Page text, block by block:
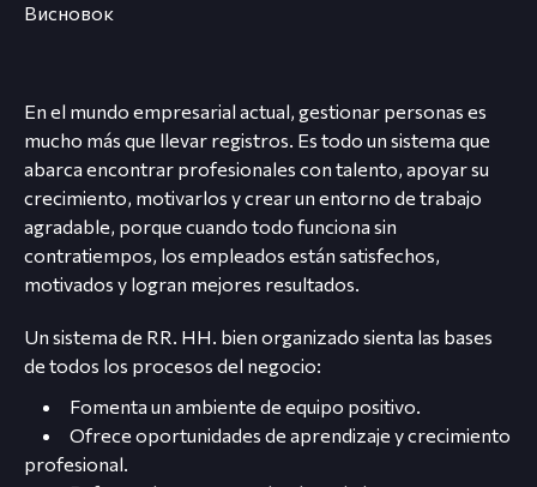
Висновок
En el mundo empresarial actual, gestionar personas es
mucho más que llevar registros. Es todo un sistema que
abarca encontrar profesionales con talento, apoyar su
crecimiento, motivarlos y crear un entorno de trabajo
agradable, porque cuando todo funciona sin
contratiempos, los empleados están satisfechos,
motivados y logran mejores resultados.
Un sistema de RR. HH. bien organizado sienta las bases
de todos los procesos del negocio:
Fomenta un ambiente de equipo positivo.
Ofrece oportunidades de aprendizaje y crecimiento
profesional.